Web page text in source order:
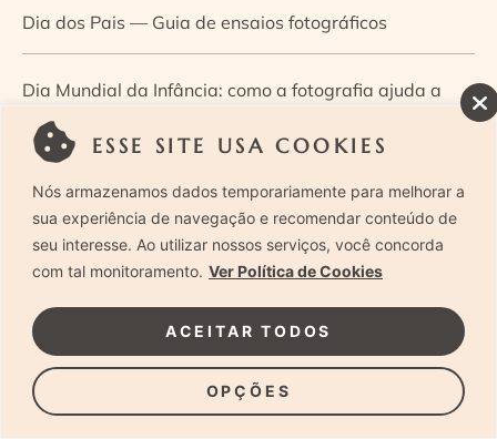
ESSE SITE USA COOKIES
Nós armazenamos dados temporariamente para melhorar a
sua experiência de navegação e recomendar conteúdo de
seu interesse. Ao utilizar nossos serviços, você concorda
com tal monitoramento. Ver Política de Cookies
OPÇÕES
ACEITAR TODOS
Dia dos Pais — Guia de ensaios fotográficos
Dia Mundial da Infância: como a fotografia ajuda a
construir a memória e a identidade da criança
Diário de uma grávida e sua pequena
Dica de especialista: como otimizar o fluxo de trabalho
no ensaio newborn?
Dica de especialista: qual o melhor guia de poses para
fotografia newborn?